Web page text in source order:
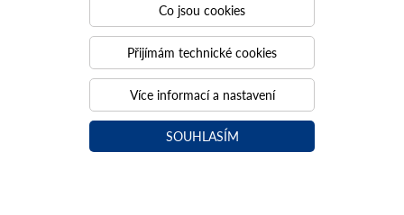
Copyright © 2023 AGROTEC a.s.
Toto jsou internetové stránky společnosti AGROTEC a. s., se sídlem v
Hustopečích, Brněnská 74, PSČ 69301, IČO 00544957,
zapsané v OR vedeném Krajským soudem v Brně, oddíl B, vložka 138.
Společnost AGROTEC a.s. je členem koncernu AGROFERT řízeného
společností AGROFERT, a.s.,
Co jsou cookies
Přijímám technické cookies
Více informací a nastavení
SOUHLASÍM